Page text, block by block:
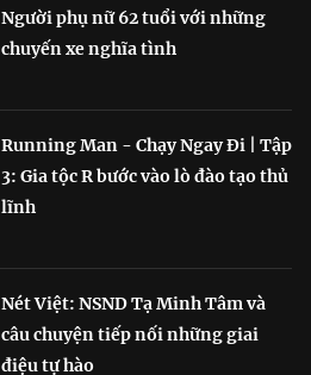
Người phụ nữ 62 tuổi với những
chuyến xe nghĩa tình
Running Man - Chạy Ngay Đi | Tập
3: Gia tộc R bước vào lò đào tạo thủ
lĩnh
Nét Việt: NSND Tạ Minh Tâm và
câu chuyện tiếp nối những giai
điệu tự hào